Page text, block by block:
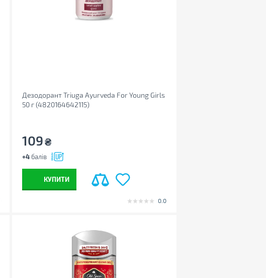
Дезодорант Triuga Ayurveda For Young Girls
50 г (4820164642115)
109₴
+4 балів
КУПИТИ
0.0